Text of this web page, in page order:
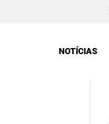
NOTÍCIAS